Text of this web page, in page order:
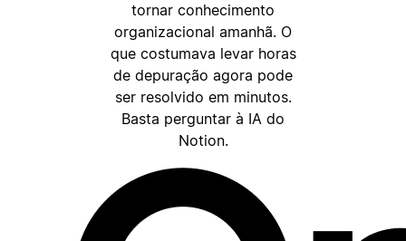
tornar conhecimento
organizacional amanhã. O
que costumava levar horas
de depuração agora pode
ser resolvido em minutos.
Basta perguntar à IA do
Notion.